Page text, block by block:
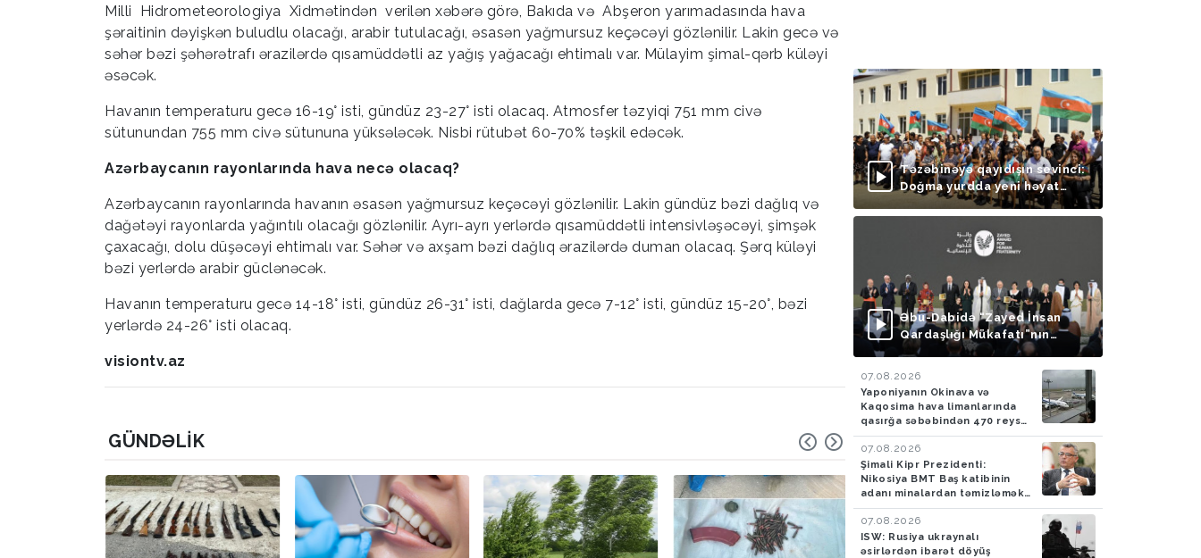
Milli Hidrometeorologiya Xidmətindən verilən xəbərə görə, Bakıda və Abşeron yarımadasında hava
şəraitinin dəyişkən buludlu olacağı, arabir tutulacağı, əsasən yağmursuz keçəcəyi gözlənilir. Lakin gecə və
səhər bəzi şəhərətrafı ərazilərdə qısamüddətli az yağış yağacağı ehtimalı var. Mülayim şimal-qərb küləyi
əsəcək.
Havanın temperaturu gecə 16-19° isti, gündüz 23-27° isti olacaq. Atmosfer təzyiqi 751 mm civə
sütunundan 755 mm civə sütununa yüksələcək. Nisbi rütubət 60-70% təşkil edəcək.
Azərbaycanın rayonlarında hava necə olacaq?
Azərbaycanın rayonlarında havanın əsasən yağmursuz keçəcəyi gözlənilir. Lakin gündüz bəzi dağlıq və
dağətəyi rayonlarda yağıntılı olacağı gözlənilir. Ayrı-ayrı yerlərdə qısamüddətli intensivləşəcəyi, şimşək
çaxacağı, dolu düşəcəyi ehtimalı var. Səhər və axşam bəzi dağlıq ərazilərdə duman olacaq. Şərq küləyi
bəzi yerlərdə arabir güclənəcək.
Havanın temperaturu gecə 14-18° isti, gündüz 26-31° isti, dağlarda gecə 7-12° isti, gündüz 15-20°, bəzi
yerlərdə 24-26° isti olacaq.
visiontv.az
GÜNDƏLIK
Təzəbinəyə qayıdışın sevinci:
Doğma yurdda yeni həyat
başlayır
Əbu-Dabidə “Zayed İnsan
Qardaşlığı Mükafatı”nın
təqdimolunma mərasimi
07.08.2026
Yaponiyanın Okinava və
Kaqosima hava limanlarında
qasırğa səbəbindən 470 reys
ləğv edilib
07.08.2026
Şimali Kipr Prezidenti:
Nikosiya BMT Baş katibinin
adanı minalardan təmizləmək
təklifini rədd edib
07.08.2026
ISW: Rusiya ukraynalı
əsirlərdən ibarət döyüş